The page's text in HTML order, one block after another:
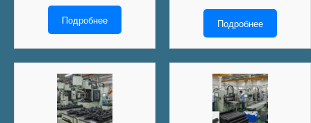
Подробнее Подробнее